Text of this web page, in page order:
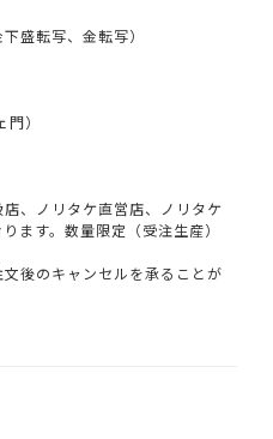
盛転写、金転写）
）
、ノリタケ直営店、ノリタケ
ます。数量限定（受注生産）
後のキャンセルを承ることが